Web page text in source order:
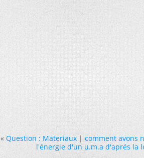
« Question : Materiaux|comment avons
l'énergie d'un u.m.a d'aprés la